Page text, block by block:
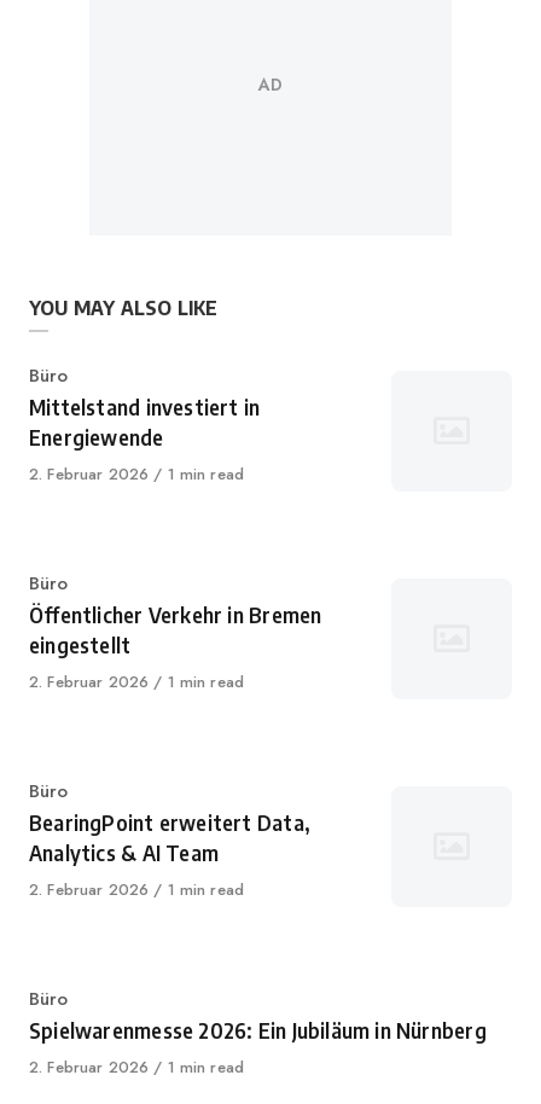
YOU MAY ALSO LIKE
Category
Büro
Mittelstand investiert in
Energiewende
Published
2. Februar 2026 1 min read
Category
Büro
Öffentlicher Verkehr in Bremen
eingestellt
Published
2. Februar 2026 1 min read
Category
Büro
BearingPoint erweitert Data,
Analytics & AI Team
Published
2. Februar 2026 1 min read
Category
Büro
Spielwarenmesse 2026: Ein Jubiläum in Nürnberg
Published
2. Februar 2026 1 min read